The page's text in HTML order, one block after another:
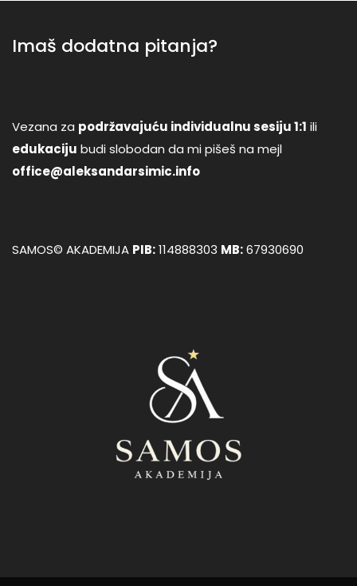
Imaš dodatna pitanja?
Vezana za podržavajuću individualnu sesiju 1:1 ili
edukaciju budi slobodan da mi pišeš na mejl
office@aleksandarsimic.info
SAMOS© AKADEMIJA PIB:114888303 MB:67930690